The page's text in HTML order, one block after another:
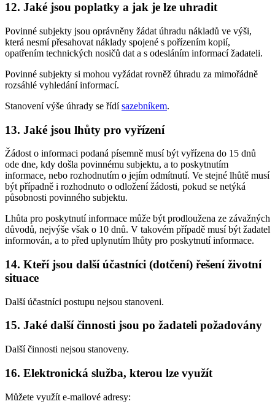
12. Jaké jsou poplatky a jak je lze uhradit
Povinné subjekty jsou oprávněny žádat úhradu nákladů ve výši,
která nesmí přesahovat náklady spojené s pořízením kopií,
opatřením technických nosičů dat a s odesláním informací žadateli.
Povinné subjekty si mohou vyžádat rovněž úhradu za mimořádně
rozsáhlé vyhledání informací.
Stanovení výše úhrady se řídísazebníkem.
13. Jaké jsou lhůty pro vyřízení
Žádost o informaci podaná písemně musí být vyřízena do 15 dnů
ode dne, kdy došla povinnému subjektu, a to poskytnutím
informace, nebo rozhodnutím o jejím odmítnutí. Ve stejné lhůtě musí
být případně i rozhodnuto o odložení žádosti, pokud se netýká
působnosti povinného subjektu.
Lhůta pro poskytnutí informace může být prodloužena ze závažných
důvodů, nejvýše však o 10 dnů. V takovém případě musí být žadatel
informován, a to před uplynutím lhůty pro poskytnutí informace.
14. Kteří jsou další účastníci (dotčení) řešení životní
situace
Další účastníci postupu nejsou stanoveni.
15. Jaké další činnosti jsou po žadateli požadovány
Další činnosti nejsou stanoveny.
16. Elektronická služba, kterou lze využít
Můžete využít e-mailové adresy: